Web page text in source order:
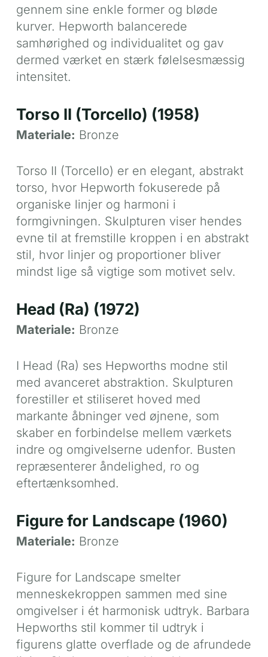
gennem sine enkle former og bløde
kurver. Hepworth balancerede
samhørighed og individualitet og gav
dermed værket en stærk følelsesmæssig
intensitet.
Torso II (Torcello) (1958)
Materiale: Bronze
Torso II (Torcello) er en elegant, abstrakt
torso, hvor Hepworth fokuserede på
organiske linjer og harmoni i
formgivningen. Skulpturen viser hendes
evne til at fremstille kroppen i en abstrakt
stil, hvor linjer og proportioner bliver
mindst lige så vigtige som motivet selv.
Head (Ra) (1972)
Materiale: Bronze
I Head (Ra) ses Hepworths modne stil
med avanceret abstraktion. Skulpturen
forestiller et stiliseret hoved med
markante åbninger ved øjnene, som
skaber en forbindelse mellem værkets
indre og omgivelserne udenfor. Busten
repræsenterer åndelighed, ro og
eftertænksomhed.
Figure for Landscape (1960)
Materiale: Bronze
Figure for Landscape smelter
menneskekroppen sammen med sine
omgivelser i ét harmonisk udtryk. Barbara
Hepworths stil kommer til udtryk i
figurens glatte overflade og de afrundede